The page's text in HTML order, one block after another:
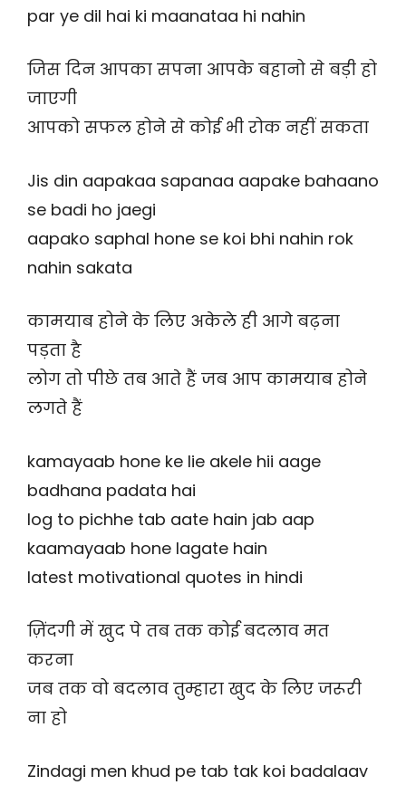
par ye dil hai ki maanataa hi nahin
जिस दिन आपका सपना आपके बहानो से बड़ी हो
जाएगी
आपको सफल होने से कोई भी रोक नहीं सकता
Jis din aapakaa sapanaa aapake bahaano
se badi ho jaegi
aapako saphal hone se koi bhi nahin rok
nahin sakata
कामयाब होने के लिए अकेले ही आगे बढ़ना
पड़ता है
लोग तो पीछे तब आते हैं जब आप कामयाब होने
लगते हैं
kamayaab hone ke lie akele hii aage
badhana padata hai
log to pichhe tab aate hain jab aap
kaamayaab hone lagate hain
latest motivational quotes in hindi
ज़िंदगी में खुद पे तब तक कोई बदलाव मत
करना
जब तक वो बदलाव तुम्हारा खुद के लिए जरूरी
ना हो
Zindagi men khud pe tab tak koi badalaav